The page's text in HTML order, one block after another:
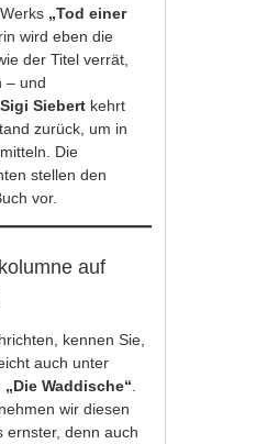
„Tod einer
wird eben die
der Titel verrät,
– und
Siebert kehrt
zurück, um in
Die
stellen den
vor.
auf
kennen Sie,
auch unter
Waddische“
wir diesen
ernster, denn auch